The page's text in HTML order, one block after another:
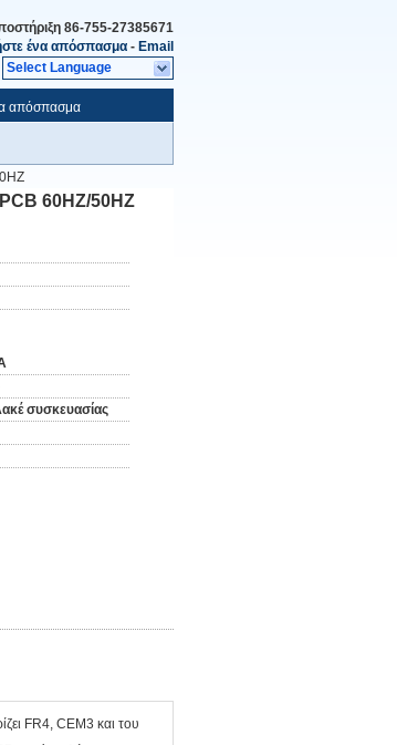
86-755-27385671
ένα απόσπασμα - Email
Select Language
απόσπασμα
60HZ/50HZ
συσκευασίας
FR4, CEM3 και του